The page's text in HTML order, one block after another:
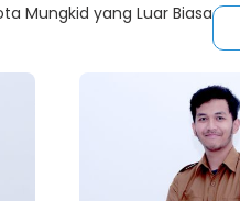
Mungkid yang Luar Biasa